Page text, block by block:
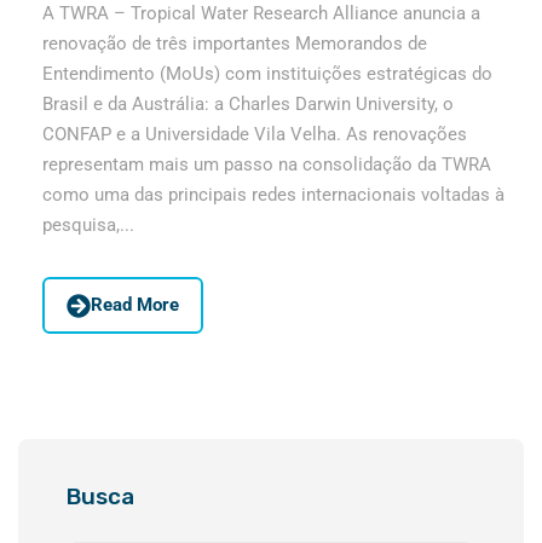
A TWRA – Tropical Water Research Alliance anuncia a
renovação de três importantes Memorandos de
Entendimento (MoUs) com instituições estratégicas do
Brasil e da Austrália: a Charles Darwin University, o
CONFAP e a Universidade Vila Velha. As renovações
representam mais um passo na consolidação da TWRA
como uma das principais redes internacionais voltadas à
pesquisa,...
Read More
Busca